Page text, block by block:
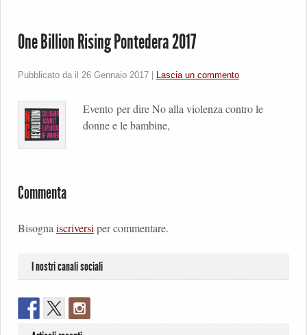
One Billion Rising Pontedera 2017
Pubblicato da il 26 Gennaio 2017 Lascia un commento
Evento per dire No alla violenza contro le
donne e le bambine,
Commenta
Bisognaiscriversiper commentare.
I nostri canali sociali